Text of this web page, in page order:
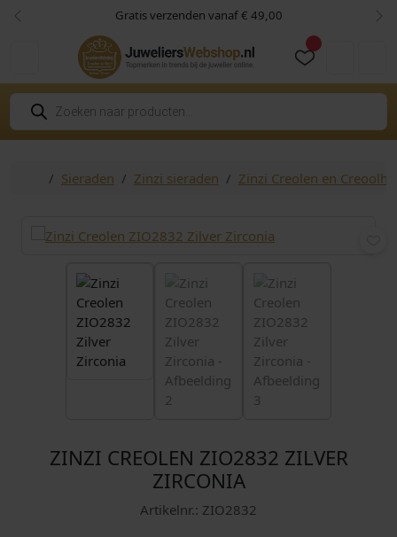
Skip to content
Skip to footer Gratis verzenden vanaf € 49,00
Vorige
P
o
d
HomeSieraden Zinzi sieraden Zinzi Creolen en
ZINZI CREOLEN ZIO2832 ZILVER
ZIRCONIA
Artikelnr.: ZIO2832